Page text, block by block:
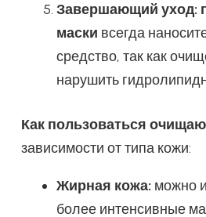
Завершающий уход:
маски всегда
средство, так как
нарушить
Как пользоваться
зависимости от типа кожи:
Жирная кожа: можно
более интенсивные